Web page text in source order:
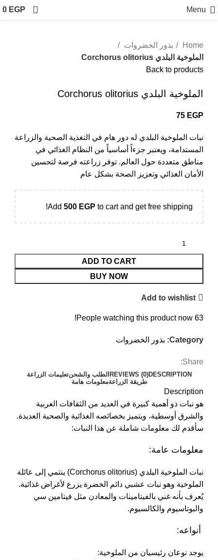
Menu
0 EGP
Home
بذور الخضروات
الملوخية البلدي Corchorus olitorius
Back to products
الملوخية البلدي Corchorus olitorius
75 EGP
نبات الملوخية البلدي له دور هام في التغذية الصحية والزراعة
المستدامة، ويعتبر جزءاً أساسياً من النظام الغذائي في
مناطق متعددة حول العالم. توفر زراعته فرصة لتحسين
الأمان الغذائي وتعزيز الصحة بشكل عام
Add 500 EGP to cart and get free shipping!
ADD TO CART
BUY NOW
Add to wishlist
63
People watching this product now!
Category: بذور الخضروات
Share:
DESCRIPTION
REVIEWS (0) الطلب والشحنتعليمات الزراعة
طريقة الزراعةمعلومات هامة
Description
هو نبات ذو أهمية كبيرة في العديد من الثقافات العربية
والشرق أوسطية، ويتميز بخصائصه الغذائية والصحية العديدة.
سأقدم لك معلومات شاملة عن هذا النبات:
معلومات عامة:
نبات الملوخية البلدي (Corchorus olitorius) ينتمي إلى عائلة
الملوخية وهو نبات عشبي دائم الخضرة يزرع لأغراض غذائية.
يُعرف بأنه غني بالفيتامينات والمعادن مثل فيتامين سي
والبوتاسيوم والكالسيوم.
أنواعه:
يوجد نوعان رئيسيان من الملوخية: